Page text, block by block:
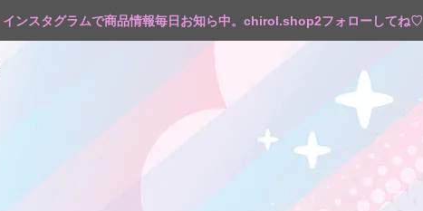
インスタグラムで商品情報毎日お知ら中。chirol.shop2フォローしてね♡